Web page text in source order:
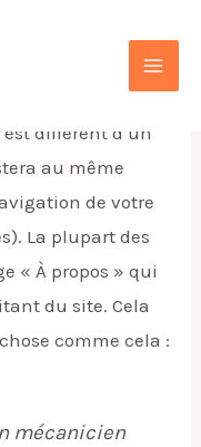
différent d’un
au même
de votre
La plupart des
« À propos » qui
du site. Cela
comme cela :
mécanicien